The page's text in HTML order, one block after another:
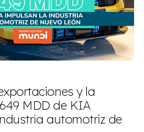
y la
MDD de KIA
automotriz de